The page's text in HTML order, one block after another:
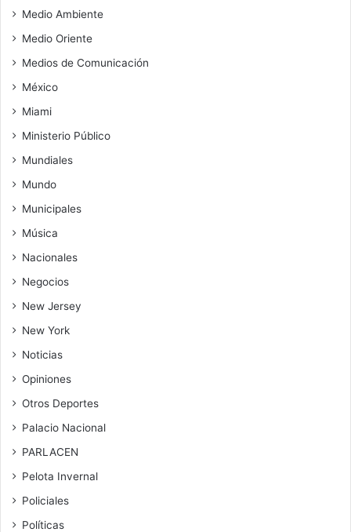
Medio Ambiente
Medio Oriente
Medios de Comunicación
México
Miami
Ministerio Público
Mundiales
Mundo
Municipales
Música
Nacionales
Negocios
New Jersey
New York
Noticias
Opiniones
Otros Deportes
Palacio Nacional
PARLACEN
Pelota Invernal
Policiales
Políticas